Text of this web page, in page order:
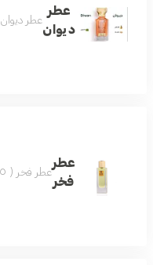
عطر
ديوان
عطر ديوان 75 مل لمسات التميز عطر يترك أثرك في المكان نفحات من الجمال عطر يمتلك حواسّك مناسب لكل الأذواق مكونات العطر الاناناس الباتشولي المسك
عطر
فخر
عطر فخر ( ٧٥ مل ) اسم ومسمى يشعرك بالفخر عطر للجنسين مميز كل وقت لطيف وبادر عطر مميز جميل بكل وقت مكونات العطر : مسك - عنبر - السوسن - فانيلا